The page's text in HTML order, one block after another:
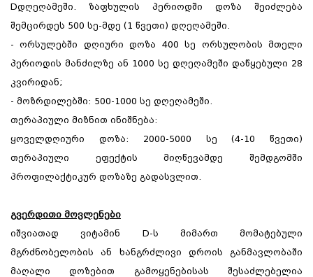
Dდღეღამეში. ზაფხულის პერიოდში დოზა შეიძლება
შემცირდეს 500 სე-მდე (1 წვეთი) დღეღამეში.
- ორსულებში დღიური დოზა 400 სე ორსულობის მთელი
პერიოდის მანძილზე ან 1000 სე დღეღამეში დაწყებული 28
კვირიდან;
- მოზრდილებში: 500-1000 სე დღეღამეში.
თერაპიული მიზნით ინიშნება:
ყოველდღიური დოზა: 2000-5000 სე (4-10 წვეთი)
თერაპიული ეფექტის მიღწევამდე შემდგომში
პროფილაქტიკურ დოზაზე გადასვლით.
გვერდითი მოვლენები
იშვიათად ვიტამინ D-ს მიმართ მომატებული
მგრძნობელობის ან ხანგრძლივი დროის განმავლობაში
მაღალი დოზებით გამოყენებისას შესაძლებელია